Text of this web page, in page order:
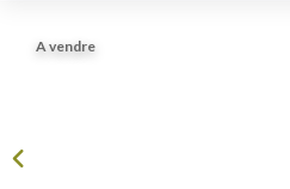
A vendre